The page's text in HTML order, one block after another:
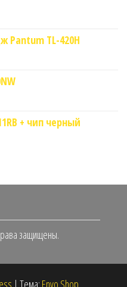
Pantum TL-420H
+ чип черный
защищены.
| Тема: Envo Shop